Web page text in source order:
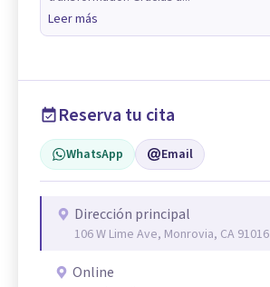
Leer más
Reserva tu cita
WhatsApp Email
Dirección principal
106 W Lime Ave, Monrovia, CA 91016
Online